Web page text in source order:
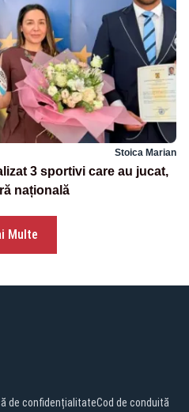
Stoica Marian
3 sportivi care au jucat,
națională
Multe
de confidențialitateCod de conduită